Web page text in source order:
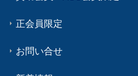
正会員限定
お問い合せ